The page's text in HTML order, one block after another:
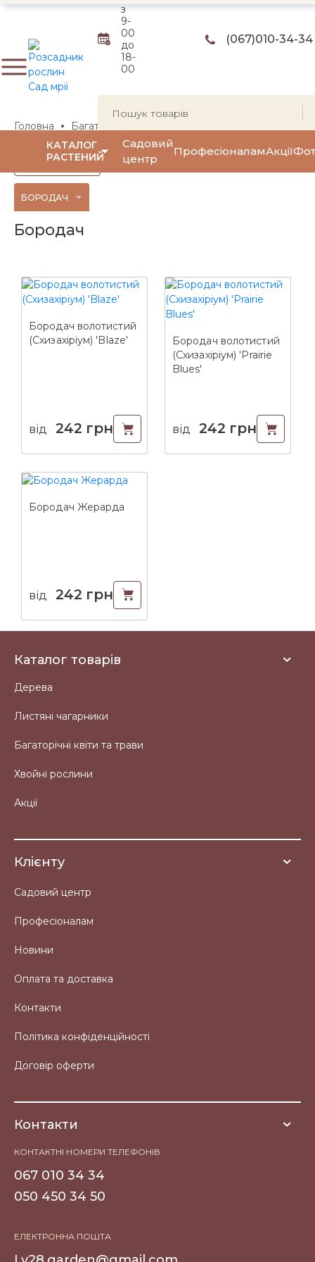
з
9-
00
до
18-
00
(067)010-34-34
КАТАЛОГ
РАСТЕНИЙ
Садовий
центр
ПрофесіоналамАкції
Головна Багаторічні квіти та трави
Фільтр (0)
БОРОДАЧ
Бородач
Бородач волотистий
(Схизахіріум) 'Blaze'
від 242 грн
Бородач волотистий
(Схизахіріум) 'Prairie
Blues'
від 242 грн
Бородач Жерарда
від 242 грн
Каталог товарів
Дерева
Листяні чагарники
Багаторічні квіти та трави
Хвойні рослини
Акції
Клієнту
Садовий центр
Професіоналам
Новини
Оплата та доставка
Контакти
Політика конфіденційності
Договір оферти
Контакти
КОНТАКТНІ НОМЕРИ ТЕЛЕФОНІВ
067 010 34 34
050 450 34 50
ЕЛЕКТРОННА ПОШТА